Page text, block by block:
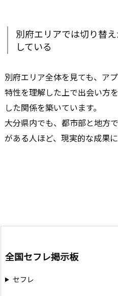
別府エリアでは切り替
している
別府エリア全体を見ても、ア
特性を理解した上で出会い方
した関係を築いています。
大分県内でも、都市部と地方
がある人ほど、現実的な成果に
全国セフレ掲示板
セフレ